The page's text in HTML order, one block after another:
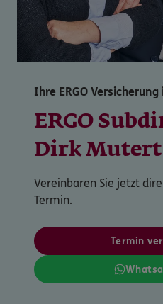
Ihre ERGO
ERGO
Dirk Mutert
Vereinbaren Sie jetzt
Termin.
Termin